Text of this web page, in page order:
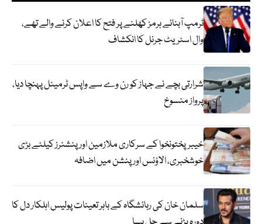
ٹرمپ آبنائے ہرمز کھلنے پر فتح کا اعلان کرنے والے تھے،
وال اسٹریٹ جرنل کا انکشاف
شرارتی بچے نے جہاز کو رن وے سے واپس ٹرمینل پہنچا دیا،
پرواز منسوخ
خیبرپختونخوا کے سرکاری ملازمین اور پنشنرز کیلئے بڑی
خوشخبری، الاؤنس اور پنشن میں اضافہ
سلمان خان کی رہائشگاہ کے باہر تعینات پولیس اہلکار دل کا